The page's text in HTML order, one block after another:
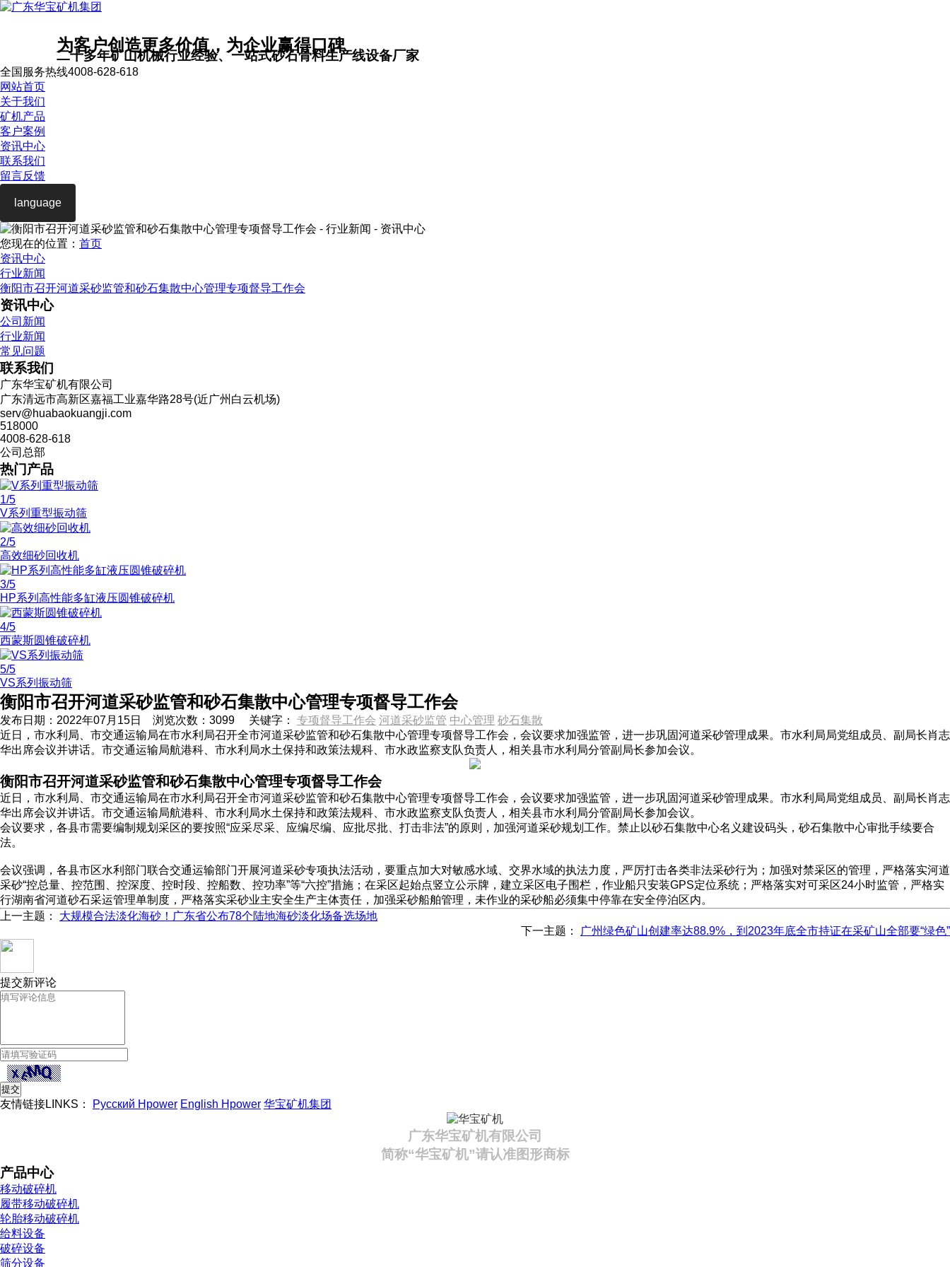
为客户创造更多价值，为企业赢得口碑
二十多年矿山机械行业经验、一站式砂石骨料生产线设备厂家
全国服务热线4008-628-618
网站首页
关于我们
矿机产品
客户案例
资讯中心
联系我们
留言反馈
language
您现在的位置： 首页
资讯中心
行业新闻
衡阳市召开河道采砂监管和砂石集散中心管理专项督导工作会
资讯中心
公司新闻
行业新闻
常见问题
联系我们
广东华宝矿机有限公司
广东清远市高新区嘉福工业嘉华路28号(近广州白云机场)
serv@huabaokuangji.com
518000
4008-628-618
公司总部
热门产品
1/5
V系列重型振动筛
2/5
高效细砂回收机
3/5
HP系列高性能多缸液压圆锥破碎机
4/5
西蒙斯圆锥破碎机
5/5
VS系列振动筛
衡阳市召开河道采砂监管和砂石集散中心管理专项督导工作会
发布日期： 2022年07月15日 浏览次数： 3099 关键字： 专项督导工作会 河道采砂监管 中心管理 砂石集散
近日，市水利局、市交通运输局在市水利局召开全市河道采砂监管和砂石集散中心管理专项督导工作会，会议要求加强监管，进一步巩固河道采砂管理成果。市水利局局党组成员、副局长肖志
华出席会议并讲话。市交通运输局航港科、市水利局水土保持和政策法规科、市水政监察支队负责人，相关县市水利局分管副局长参加会议。
衡阳市召开河道采砂监管和砂石集散中心管理专项督导工作会
近日，市水利局、市交通运输局在市水利局召开全市河道采砂监管和砂石集散中心管理专项督导工作会，会议要求加强监管，进一步巩固河道采砂管理成果。市水利局局党组成员、副局长肖志
华出席会议并讲话。市交通运输局航港科、市水利局水土保持和政策法规科、市水政监察支队负责人，相关县市水利局分管副局长参加会议。
会议要求，各县市需要编制规划采区的要按照“应采尽采、应编尽编、应批尽批、打击非法”的原则，加强河道采砂规划工作。禁止以砂石集散中心名义建设码头，砂石集散中心审批手续要合
法。
会议强调，各县市区水利部门联合交通运输部门开展河道采砂专项执法活动，要重点加大对敏感水域、交界水域的执法力度，严厉打击各类非法采砂行为；加强对禁采区的管理，严格落实河道
采砂“控总量、控范围、控深度、控时段、控船数、控功率”等“六控”措施；在采区起始点竖立公示牌，建立采区电子围栏，作业船只安装GPS定位系统；严格落实对可采区24小时监管，严格实
行湖南省河道砂石采运管理单制度，严格落实采砂业主安全生产主体责任，加强采砂船舶管理，未作业的采砂船必须集中停靠在安全停泊区内。
上一主题： 大规模合法淡化海砂！广东省公布78个陆地海砂淡化场备选场地
下一主题：
广州绿色矿山创建率达88.9%，到2023年底全市持证在采矿山全部要“绿色”
提交新评论
友情链接LINKS： Русский Hpower English Hpower 华宝矿机集团
广东华宝矿机有限公司
简称“华宝矿机”请认准图形商标
产品中心
移动破碎机
履带移动破碎机
轮胎移动破碎机
给料设备
破碎设备
筛分设备